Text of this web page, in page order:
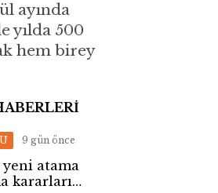
ayında
yılda 500
hem birey
9 gün önce
yeni atama
kararları